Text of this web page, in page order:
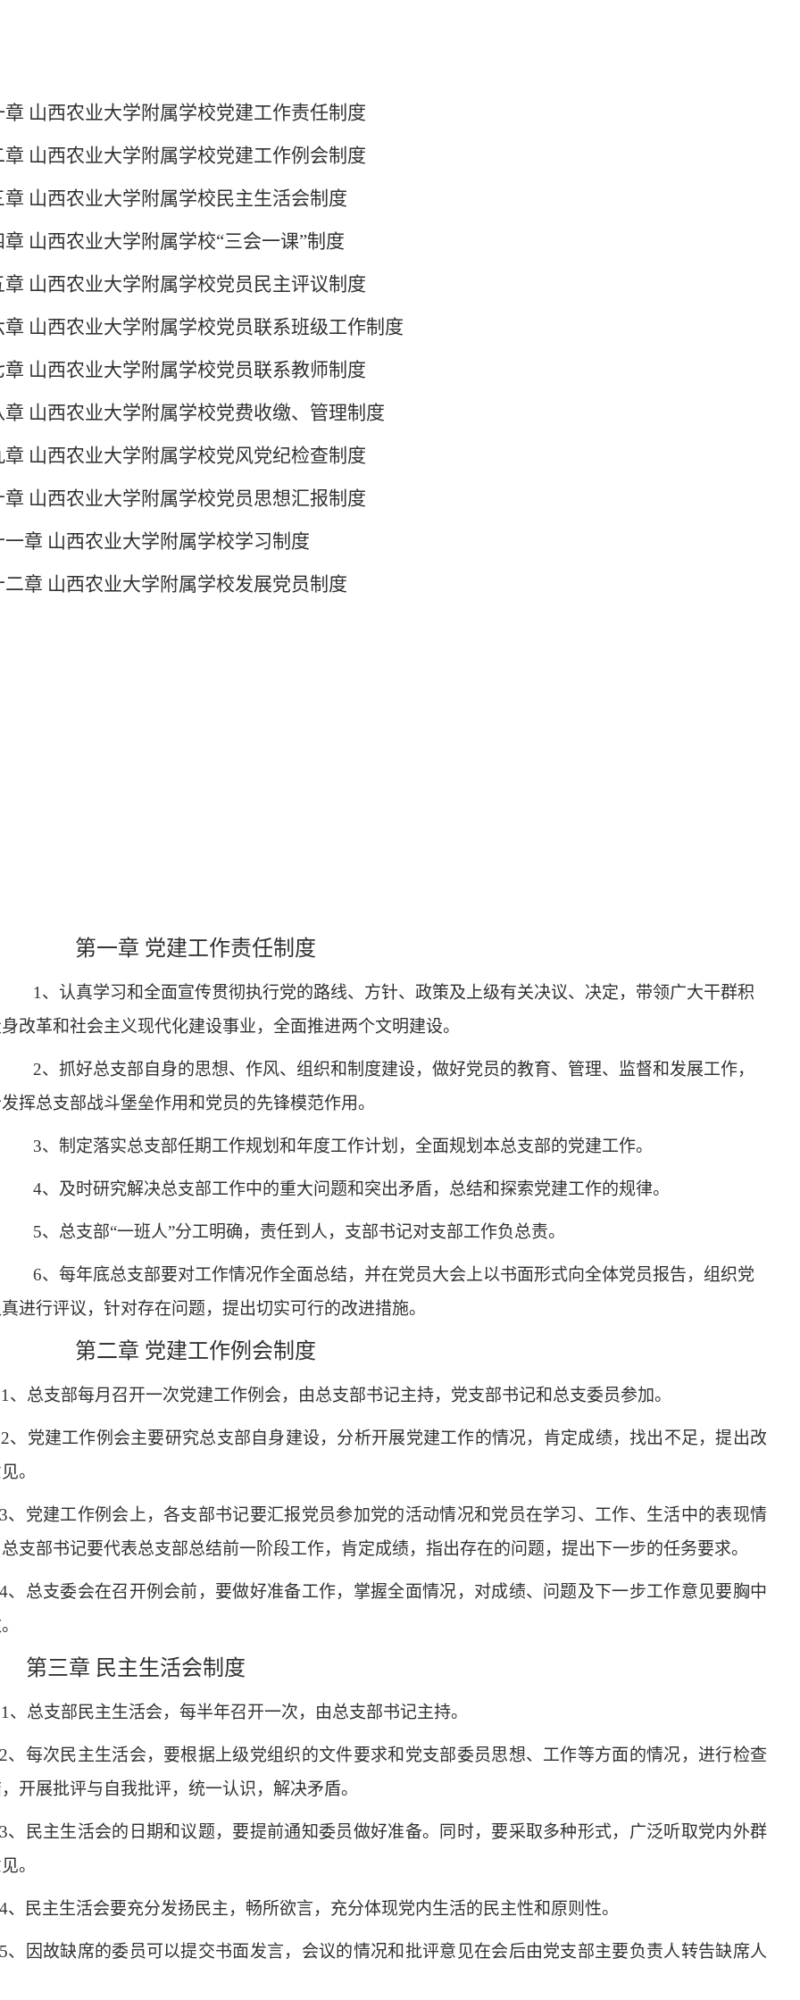
章 山西农业大学附属学校党建工作责任制度
章 山西农业大学附属学校党建工作例会制度
章 山西农业大学附属学校民主生活会制度
章 山西农业大学附属学校“三会一课”制度
章 山西农业大学附属学校党员民主评议制度
章 山西农业大学附属学校党员联系班级工作制度
章 山西农业大学附属学校党员联系教师制度
章 山西农业大学附属学校党费收缴、管理制度
章 山西农业大学附属学校党风党纪检查制度
章 山西农业大学附属学校党员思想汇报制度
一章 山西农业大学附属学校学习制度
二章 山西农业大学附属学校发展党员制度
第一章 党建工作责任制度
1 、认真学习和全面宣传贯彻执行党的路线、方针、政策及上级有关决议、决定，带领广大干群积
改革和社会主义现代化建设事业，全面推进两个文明建设。
2、抓好总支部自身的思想、作风、组织和制度建设，做好党员的教育、管理、监督和发展工作，
挥总支部战斗堡垒作用和党员的先锋模范作用。
3、制定落实总支部任期工作规划和年度工作计划，全面规划本总支部的党建工作。
4、及时研究解决总支部工作中的重大问题和突出矛盾，总结和探索党建工作的规律。
5、总支部“一班人”分工明确，责任到人，支部书记对支部工作负总责。
6、每年底总支部要对工作情况作全面总结，并在党员大会上以书面形式向全体党员报告，组织党
进行评议，针对存在问题，提出切实可行的改进措施。
第二章 党建工作例会制度
1 、总支部每月召开一次党建工作例会，由总支部书记主持，党支部书记和总支委员参加。
2、党建工作例会主要研究总支部自身建设，分析开展党建工作的情况，肯定成绩，找出不足，提出改
。
3、党建工作例会上，各支部书记要汇报党员参加党的活动情况和党员在学习、工作、生活中的表现情
支部书记要代表总支部总结前一阶段工作，肯定成绩，指出存在的问题，提出下一步的任务要求。
4、总支委会在召开例会前，要做好准备工作，掌握全面情况，对成绩、问题及下一步工作意见要胸中
第三章 民主生活会制度
1 、总支部民主生活会，每半年召开一次，由总支部书记主持。
2、每次民主生活会，要根据上级党组织的文件要求和党支部委员思想、工作等方面的情况，进行检查
开展批评与自我批评，统一认识，解决矛盾。
3、民主生活会的日期和议题，要提前通知委员做好准备。同时，要采取多种形式，广泛听取党内外群
。
4、民主生活会要充分发扬民主，畅所欲言，充分体现党内生活的民主性和原则性。
5、因故缺席的委员可以提交书面发言，会议的情况和批评意见在会后由党支部主要负责人转告缺席人